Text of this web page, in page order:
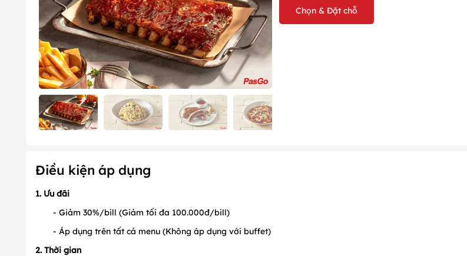
Chọn & Đặt chỗ
Điều kiện áp dụng
1. Ưu đãi
- Giảm 30%/bill (Giảm tối đa 100.000đ/bill)
- Áp dụng trên tất cả menu (Không áp dụng với buffet)
2. Thời gian